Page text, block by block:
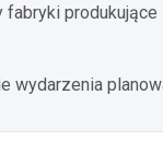
wydarzenia